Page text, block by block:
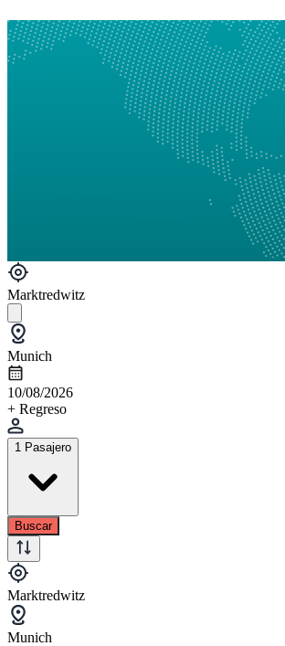
Marktredwitz
Munich
10/08/2026
+ Regreso
1 Pasajero
Buscar
Marktredwitz
Munich